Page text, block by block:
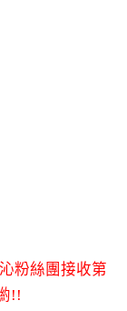
粉絲團接收第
!!